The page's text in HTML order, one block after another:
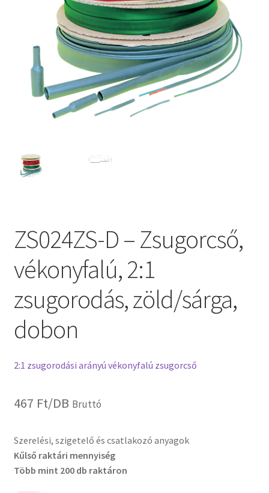
ZS024ZS-D – Zsugorcső,
vékonyfalú, 2:1
zsugorodás, zöld/sárga,
dobon
2:1 zsugorodási arányú vékonyfalú zsugorcső
467 Ft/DB Bruttó
Szerelési, szigetelő és csatlakozó anyagok
Kűlső raktári mennyiség
Több mint 200 db raktáron